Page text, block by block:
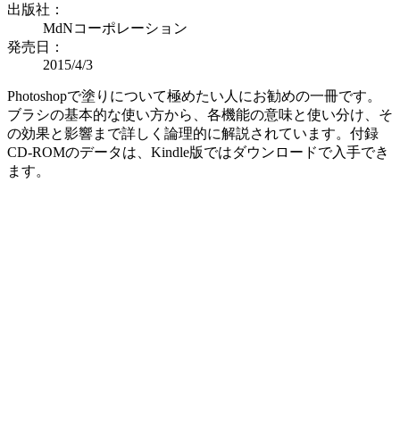
出版社：
MdNコーポレーション
発売日：
2015/4/3
Photoshopで塗りについて極めたい人にお勧めの一冊です。
ブラシの基本的な使い方から、各機能の意味と使い分け、そ
の効果と影響まで詳しく論理的に解説されています。付録
CD-ROMのデータは、Kindle版ではダウンロードで入手でき
ます。